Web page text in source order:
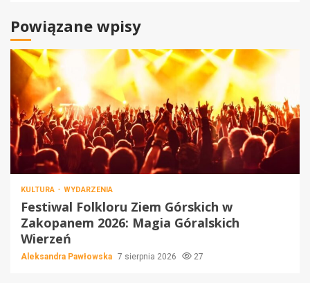
Powiązane wpisy
KULTURA WYDARZENIA
Festiwal Folkloru Ziem Górskich w
Zakopanem 2026: Magia Góralskich
Wierzeń
Aleksandra Pawłowska 7 sierpnia 2026 27